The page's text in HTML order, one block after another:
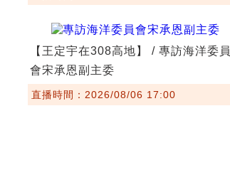
【王定宇在308高地】 / 專訪海洋委員
會宋承恩副主委
直播時間：2026/08/06 17:00